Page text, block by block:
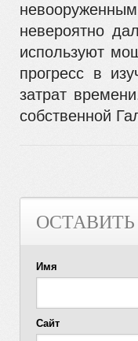
невероятно
используют
прогресс в
затрат
собственной
Имя
Сайт